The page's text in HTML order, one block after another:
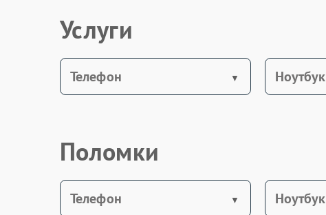
Услуги
Телефон Ноутбук
Поломки
Телефон Ноутбук